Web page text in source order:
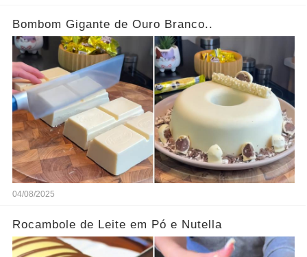
Bombom Gigante de Ouro Branco..
04/08/2025
Rocambole de Leite em Pó e Nutella